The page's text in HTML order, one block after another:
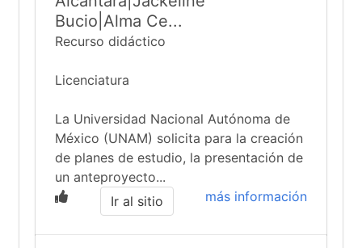
Bucio|Alma Ce...
Recurso didáctico
Licenciatura
La Universidad Nacional Autónoma de
México (UNAM) solicita para la creación
de planes de estudio, la presentación de
un anteproyecto...
más información
Ir al sitio